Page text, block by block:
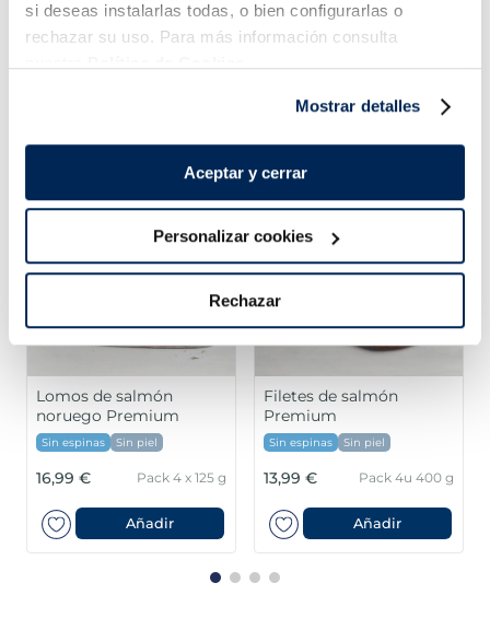
si deseas instalarlas todas, o bien configurarlas o
rechazar su uso. Para más información consulta
Mostrar detalles
Aceptar y cerrar
Personalizar cookies
Rechazar
Filetes de lubina
Premium
Sin espinas
5,99 € Pack 180 g
Añadir
Lomos de merluza
austral MSC Premium
Sin espinas
15,99 € Pack 4 un
Añadir